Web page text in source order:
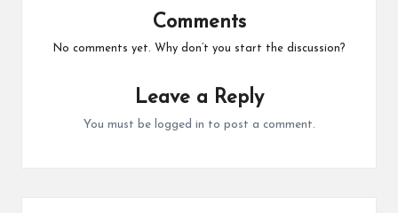
Comments
No comments yet. Why don’t you start the discussion?
Leave a Reply
You must be logged in to post a comment.